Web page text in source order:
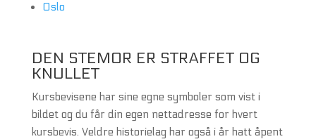
Oslo
DEN STEMOR ER STRAFFET OG
KNULLET
Kursbevisene har sine egne symboler som vist i
bildet og du får din egen nettadresse for hvert
kursbevis. Veldre historielag har også i år hatt åpent